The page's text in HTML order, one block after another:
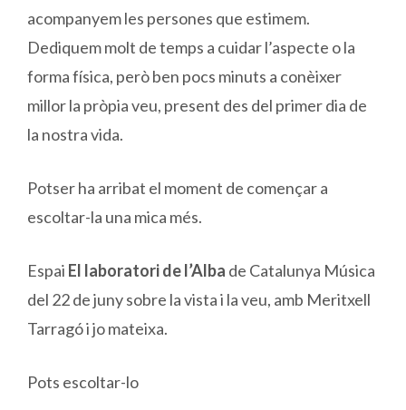
acompanyem les persones que estimem.
Dediquem molt de temps a cuidar l’aspecte o la
forma física, però ben pocs minuts a conèixer
millor la pròpia veu, present des del primer dia de
la nostra vida.
Potser ha arribat el moment de començar a
escoltar-la una mica més.
Espai El laboratori de l’Alba de Catalunya Música
del 22 de juny sobre la vista i la veu, amb Meritxell
Tarragó i jo mateixa.
Pots escoltar-lo